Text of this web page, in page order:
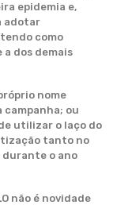
epidemia e,
adotar
como
a dos demais
nome
campanha; ou
utilizar o laço do
tanto no
durante o ano
não é novidade